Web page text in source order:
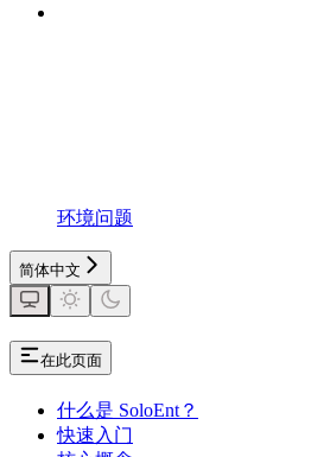
环境问题
简体中文
在此页面
什么是 SoloEnt？
快速入门